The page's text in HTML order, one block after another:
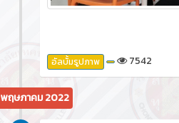
อัลบั้มรูปภาพ 7542
พฤษภาคม 2022